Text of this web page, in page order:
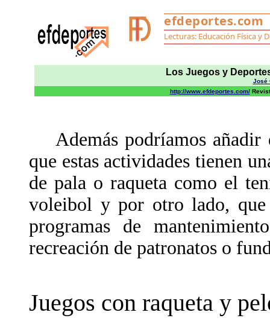
Los Juegos y
José
http://www.efdeportes.com/
Además podríamos añadir
que estas actividades tienen
de pala o raqueta como el
voleibol y por otro lado, que
programas de
recreación de patronatos o
Juegos con raqueta y